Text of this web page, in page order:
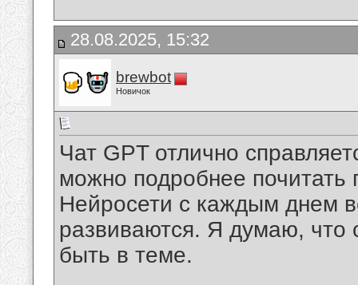
28.08.2025, 15:32
brewbot
Новичок
Чат GPT отлично
можно подробнее
Нейросети с каждым днем
развиваются. Я думаю, что
быть в теме.